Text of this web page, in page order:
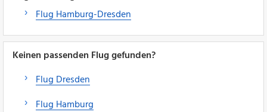
Flug Hamburg-Dresden
Keinen passenden Flug gefunden?
Flug Dresden
Flug Hamburg